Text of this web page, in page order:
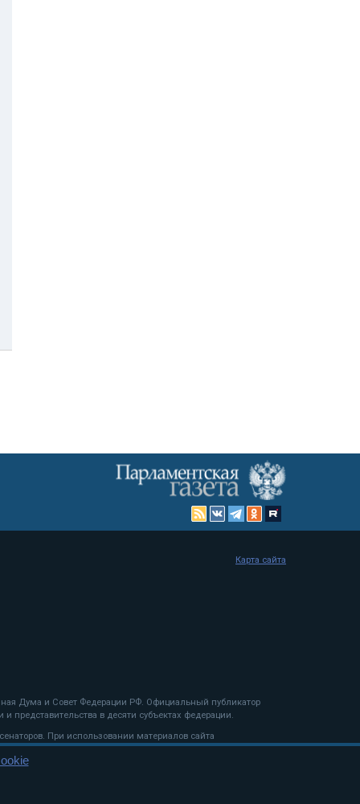
Дума и Совет Федерации РФ. Официальный публикатор
представительства в десяти субъектах федерации.
При использовании материалов сайта
Карта сайта